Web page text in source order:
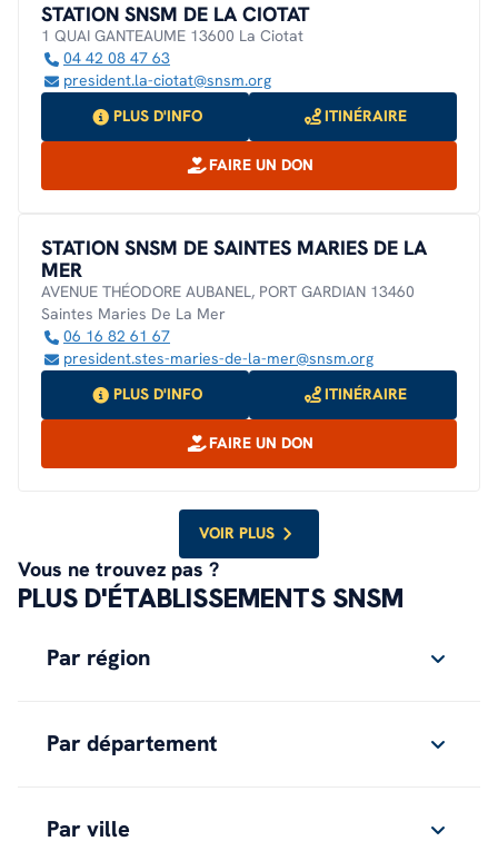
STATION SNSM DE LA CIOTAT
1 QUAI GANTEAUME 13600 La Ciotat
04 42 08 47 63
president.la-ciotat@snsm.org
PLUS D'INFO
ITINÉRAIRE
FAIRE UN DON
STATION SNSM DE SAINTES MARIES DE LA
MER
AVENUE THÉODORE AUBANEL, PORT GARDIAN 13460
Saintes Maries De La Mer
06 16 82 61 67
president.stes-maries-de-la-mer@snsm.org
PLUS D'INFO
ITINÉRAIRE
FAIRE UN DON
VOIR PLUS
Vous ne trouvez pas ?
PLUS D'ÉTABLISSEMENTS SNSM
Par région
Par département
Par ville